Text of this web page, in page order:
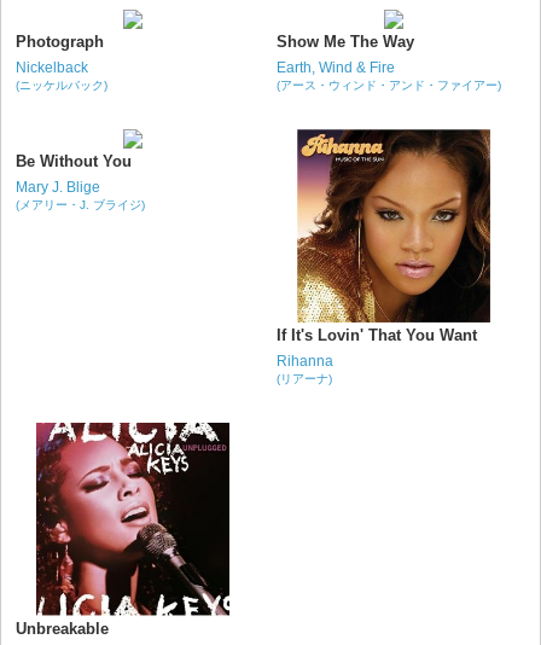
Photograph
Nickelback
(ニッケルバック)
Show Me The Way
Earth, Wind & Fire
(アース・ウィンド・アンド・ファイアー)
Be Without You
Mary J. Blige
(メアリー・J. ブライジ)
If It's Lovin' That You Want
Rihanna
(リアーナ)
Unbreakable